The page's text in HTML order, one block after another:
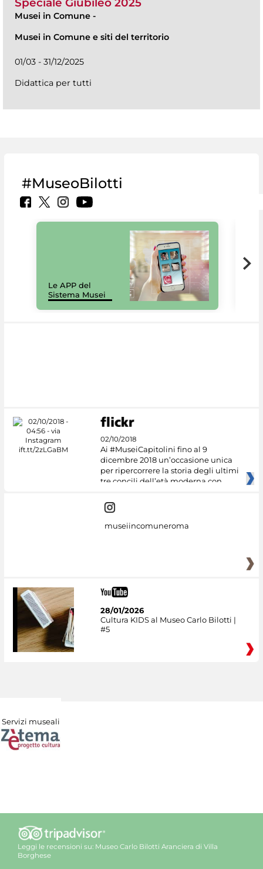
Musei in Comune -
Musei in Comune e siti del territorio
01/03 - 31/12/2025
Didattica per tutti
#MuseoBilotti
Le APP del
Sistema Musei
02/10/2018
Ai #MuseiCapitolini fino al 9
dicembre 2018 un’occasione unica
per ripercorrere la storia degli ultimi
tre concili dell’età moderna con
museiincomuneroma
28/01/2026
Cultura KIDS al Museo Carlo Bilotti |
#5
Servizi museali
Leggi le recensioni su: Museo Carlo Bilotti Aranciera di Villa
Borghese